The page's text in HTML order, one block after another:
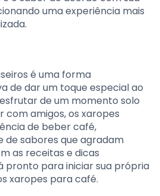
uma experiência mais
é uma forma
de dar um toque especial ao
de um momento solo
amigos, os xaropes
de beber café,
de sabores que agradam
as receitas e dicas
pronto para iniciar sua própria
xaropes para café.